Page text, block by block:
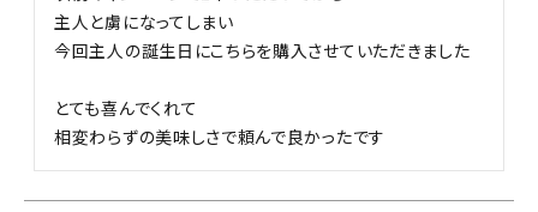
主人と虜になってしまい
今回主人の誕生日にこちらを購入させていただきました
とても喜んでくれて
相変わらずの美味しさで頼んで良かったです